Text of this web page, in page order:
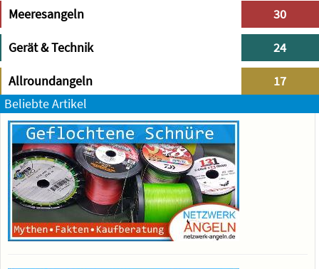
Meeresangeln 30
Gerät & Technik 24
Allroundangeln
17
Beliebte Artikel